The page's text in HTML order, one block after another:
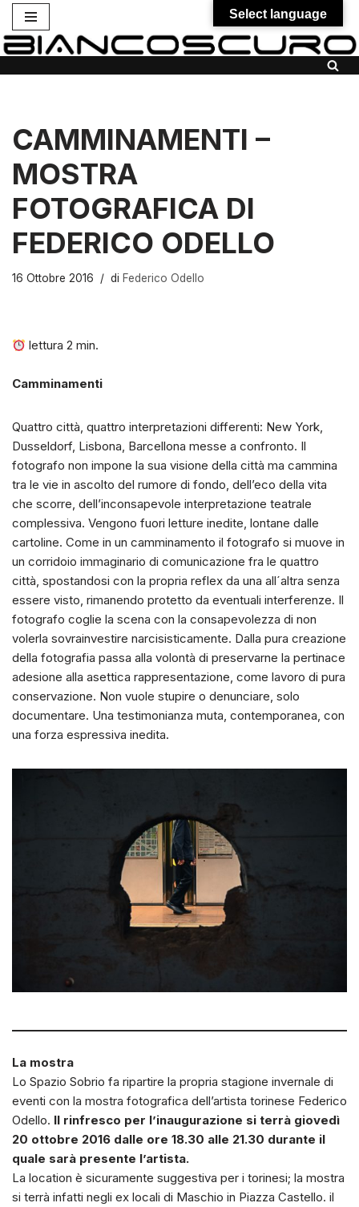
Vai
CAMMINAMENTI –
MOSTRA
FOTOGRAFICA DI
FEDERICO ODELLO
16 Ottobre 2016 di Federico Odello
lettura2 min.
Camminamenti
Quattro città, quattro interpretazioni differenti: New York,
Dusseldorf, Lisbona, Barcellona messe a confronto. Il
fotografo non impone la sua visione della città ma cammina
tra le vie in ascolto del rumore di fondo, dell’eco della vita
che scorre, dell’inconsapevole interpretazione teatrale
complessiva. Vengono fuori letture inedite, lontane dalle
cartoline. Come in un camminamento il fotografo si muove in
un corridoio immaginario di comunicazione fra le quattro
città, spostandosi con la propria reflex da una all´altra senza
essere visto, rimanendo protetto da eventuali interferenze. Il
fotografo coglie la scena con la consapevolezza di non
volerla sovrainvestire narcisisticamente. Dalla pura creazione
della fotografia passa alla volontà di preservarne la pertinace
adesione alla asettica rappresentazione, come lavoro di pura
conservazione. Non vuole stupire o denunciare, solo
documentare. Una testimonianza muta, contemporanea, con
una forza espressiva inedita.
La mostra
Lo Spazio Sobrio fa ripartire la propria stagione invernale di
eventi con la mostra fotografica dell’artista torinese Federico
Odello. Il rinfresco per l’inaugurazione si terrà giovedì
20 ottobre 2016 dalle ore 18.30 alle 21.30 durante il
quale sarà presente l’artista.
La location è sicuramente suggestiva per i torinesi; la mostra
si terrà infatti negli ex locali di Maschio in Piazza Castello. il
Select language